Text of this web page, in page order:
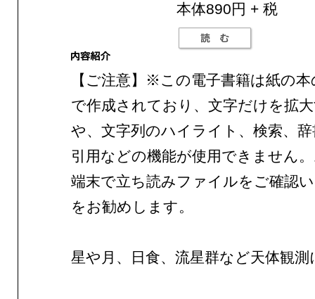
本体890円 + 税
【ご注意】※この電子書籍は紙の
で作成されており、文字だけを拡
や、文字列のハイライト、検索、
引用などの機能が使用できません
端末で立ち読みファイルをご確認
をお勧めします。
星や月、日食、流星群など天体観測